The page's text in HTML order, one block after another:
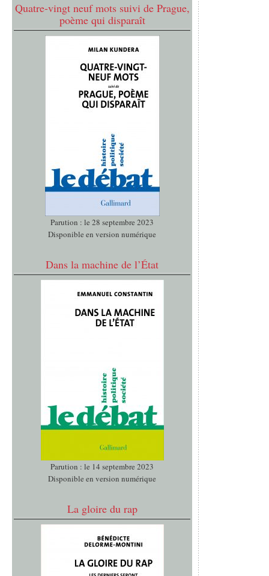
Quatre-vingt neuf mots suivi de Prague,
poème qui disparaît
Parution : le 28 septembre 2023
Disponible en version numérique
Dans la machine de l’État
Parution : le 14 septembre 2023
Disponible en version numérique
La gloire du rap